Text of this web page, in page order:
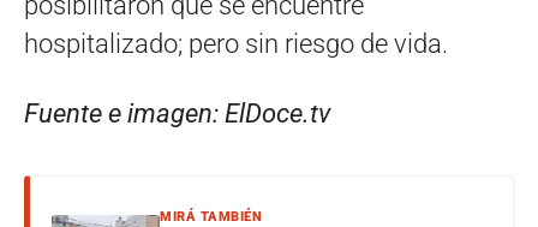
hospitalizado; pero sin riesgo de vida.
Fuente e imagen: ElDoce.tv
MIRÁ TAMBIÉN